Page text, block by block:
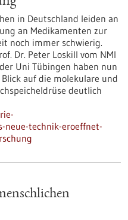
in Deutschland leiden an
an Medikamenten zur
noch immer schwierig.
Dr. Peter Loskill vom NMI
Uni Tübingen haben nun
auf die molekulare und
deutlich
technik-eroeffnet-